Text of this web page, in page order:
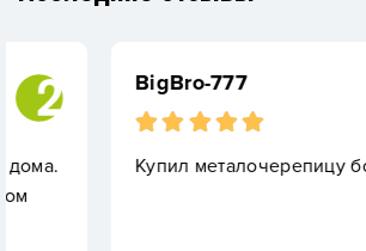
BigBro-777
Купил металочерепицу бомба😊👍